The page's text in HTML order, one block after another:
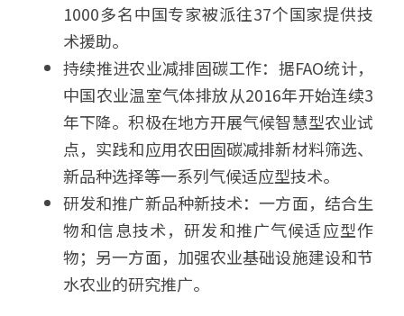
1000多名中国专家被派往37个国家提供技
术援助。
持续推进农业减排固碳工作：据FAO统计，
中国农业温室气体排放从2016年开始连续3
年下降。积极在地方开展气候智慧型农业试
点，实践和应用农田固碳减排新材料筛选、
新品种选择等一系列气候适应型技术。
研发和推广新品种新技术：一方面，结合生
物和信息技术，研发和推广气候适应型作
物；另一方面，加强农业基础设施建设和节
水农业的研究推广。